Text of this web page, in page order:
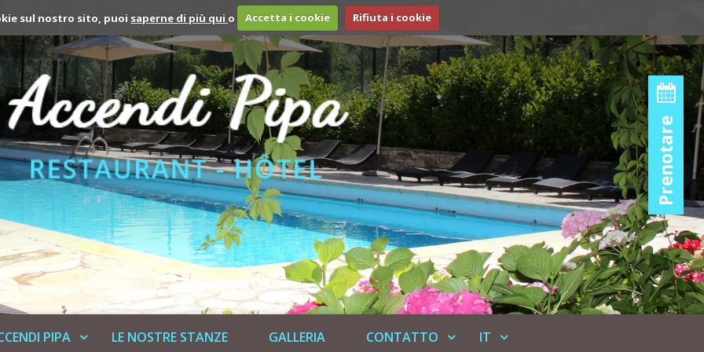
sul nostro sito, puoi saperne di più qui o Accetta i cookie Rifiuta i cookie
PIPA LE NOSTRE STANZE GALLERIA CONTATTO IT
Prenotare